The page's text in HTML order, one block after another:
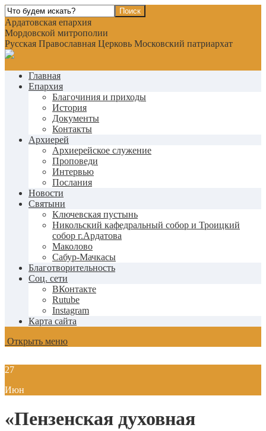
Ардатовская епархия
Мордовской митрополии
Русская Православная Церковь Московский патриархат
Главная
Епархия
Благочиния и приходы
История
Документы
Контакты
Архиерей
Архиерейское служение
Проповеди
Интервью
Послания
Новости
Святыни
Ключевская пустынь
Никольский кафедральный собор и Троицкий
собор г.Ардатова
Маколово
Сабур-Мачкасы
Благотворительность
Соц. сети
ВКонтакте
Rutube
Instagram
Карта сайта
Открыть меню
27
Июн
«Пензенская духовная